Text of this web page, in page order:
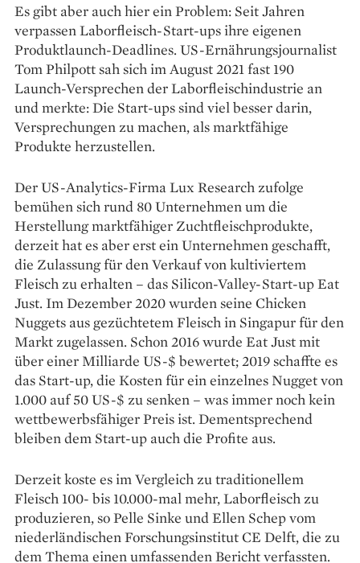
Es gibt aber auch hier ein Problem: Seit Jahren
verpassen Laborfleisch-Start-ups ihre eigenen
Produktlaunch-Deadlines. US-Ernährungsjournalist
Tom Philpott sah sich im August 2021 fast 190
Launch-Versprechen der Laborfleischindustrie an
und merkte: Die Start-ups sind viel besser darin,
Versprechungen zu machen, als marktfähige
Produkte herzustellen.
Der US-Analytics-Firma Lux Research zufolge
bemühen sich rund 80 Unternehmen um die
Herstellung marktfähiger Zuchtfleisch­produkte,
derzeit hat es aber erst ein Unternehmen geschafft,
die Zulassung für den Verkauf von kultiviertem
Fleisch zu erhalten – das Silicon-Valley-Start-up Eat
Just. Im Dezember 2020 wurden seine Chicken
Nuggets aus gezüchtetem Fleisch in Singapur für den
Markt zugelassen. Schon 2016 wurde Eat Just mit
über einer Milliarde US-$ bewertet; 2019 schaffte es
das Start-up, die Kosten für ein einzelnes Nugget von
1.000 auf 50 US-$ zu senken – was immer noch kein
wettbewerbsfähiger Preis ist. Dementsprechend
bleiben dem Start-up auch die Profite aus.
Derzeit koste es im Vergleich zu traditionellem
Fleisch 100- bis 10.000-mal mehr, Laborfleisch zu
produzieren, so Pelle Sinke und Ellen Schep vom
niederländischen Forschungsinstitut CE Delft, die zu
dem Thema einen umfassenden Bericht verfassten.